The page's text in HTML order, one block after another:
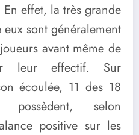
effet, la très grande
sont généralement
avant même de
leur effectif. Sur
écoulée, 11 des 18
selon
positive sur les